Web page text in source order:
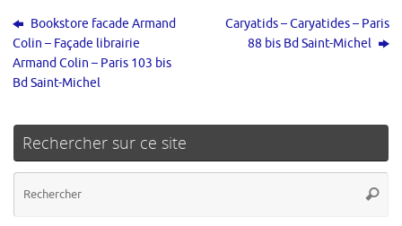
Bookstore facade Armand
Colin – Façade librairie
Armand Colin – Paris 103 bis
Bd Saint-Michel
Caryatids – Caryatides – Paris
88 bis Bd Saint-Michel
Rechercher sur ce site